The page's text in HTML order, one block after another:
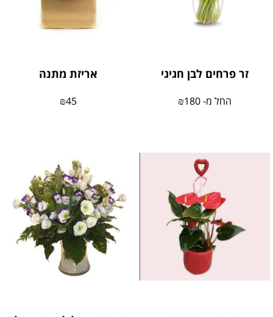
זר פרחים לבן חגיגי
החל מ- ₪180
אריזת מתנה
₪45